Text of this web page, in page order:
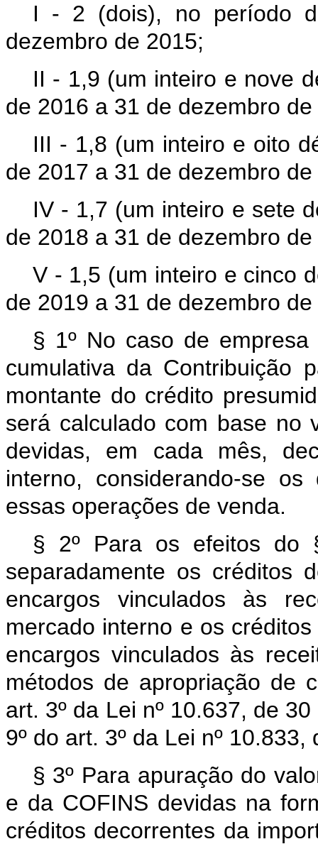
I - 2 (dois), no período
dezembro de 2015;
II - 1,9 (um inteiro e nove
de 2016 a 31 de dezembro
III - 1,8 (um inteiro e oito
de 2017 a 31 de dezembro
IV - 1,7 (um inteiro e sete
de 2018 a 31 de dezembro
V - 1,5 (um inteiro e cinco
de 2019 a 31 de dezembro
§ 1º No caso de
cumulativa da Contribuição
montante do crédito
será calculado com base no
devidas, em cada mês,
interno, considerando-se
essas operações de venda.
§ 2º Para os efeitos do
separadamente os créditos
encargos vinculados às
mercado interno e os
encargos vinculados às
métodos de apropriação de
art. 3º da Lei nº 10.637, de
9º do art. 3º da Lei nº
§ 3º Para apuração do
e da COFINS devidas na
créditos decorrentes da